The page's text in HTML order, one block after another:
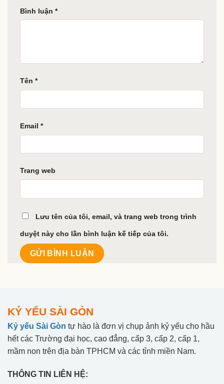
Bình luận *
Tên *
Email *
Trang web
Lưu tên của tôi, email, và trang web trong trình
duyệt này cho lần bình luận kế tiếp của tôi.
KỶ YẾU SÀI GÒN
Kỷ yếu Sài Gòn tự hào là đơn vị chụp ảnh kỷ yếu cho hầu
hết các Trường đại học, cao đẳng, cấp 3, cấp 2, cấp 1,
mầm non trên địa bàn TPHCM và các tỉnh miền Nam.
THÔNG TIN LIÊN HỆ: